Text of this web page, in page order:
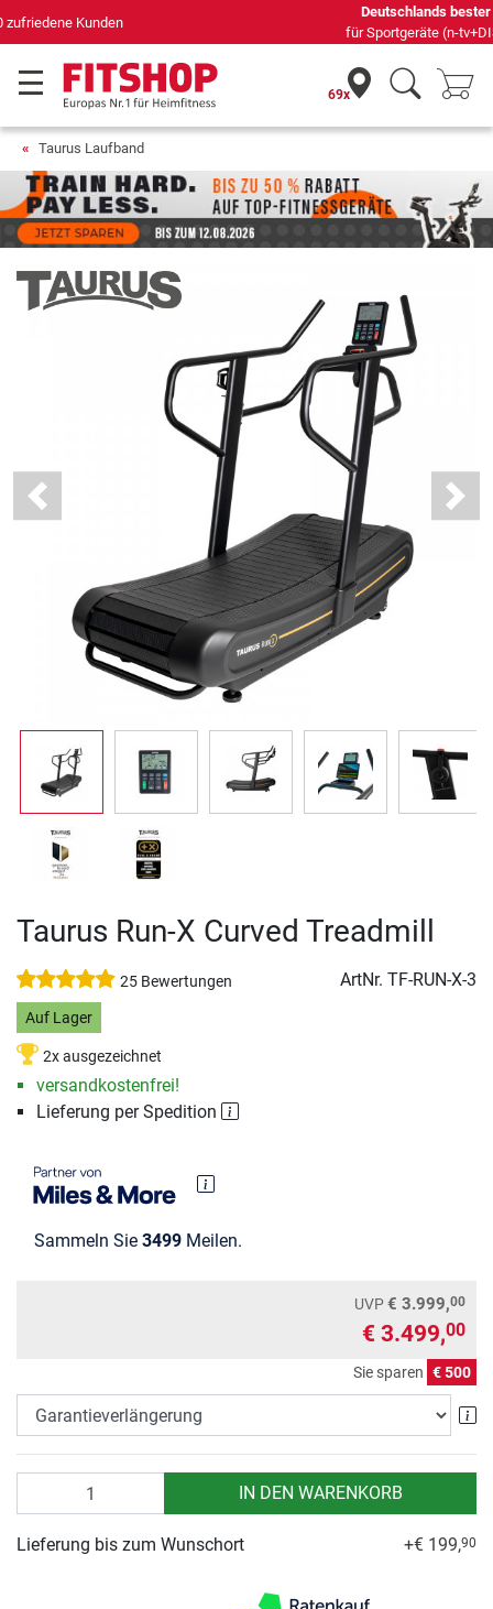
für Sportgeräte (n-tv+DISQ 2016-2024)
69x
Taurus Laufband
Previous Next
Taurus Run-X Curved Treadmill
25 Bewertungen ArtNr. TF-RUN-X-3
Auf Lager
2x ausgezeichnet
versandkostenfrei!
Lieferung per Spedition
Sammeln Sie 3499 Meilen.
UVP€ 3.999,00
€ 3.499,00
Sie sparen € 500
IN DEN WARENKORB
Lieferung bis zum Wunschort +€ 199,90